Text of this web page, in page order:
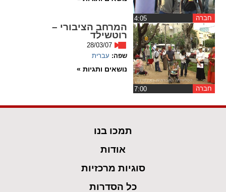
ניגודיות צבעים
brightness_high
ניגודיות בהירה
איפוס
כל
השארת
משוב
חברה
חברה
המרחב הציבורי –
רוטשילד
28/03/07
שפה: עברית
נושאים ותגיות »
תמכו בנו
אודות
סוגיות מרכזיות
כל הסדרות